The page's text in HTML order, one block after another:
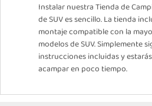
Instalar nuestra Tienda de
de SUV es sencillo. La tienda
montaje compatible con la
modelos de SUV. Simplemente
instrucciones incluidas y
acampar en poco tiempo.